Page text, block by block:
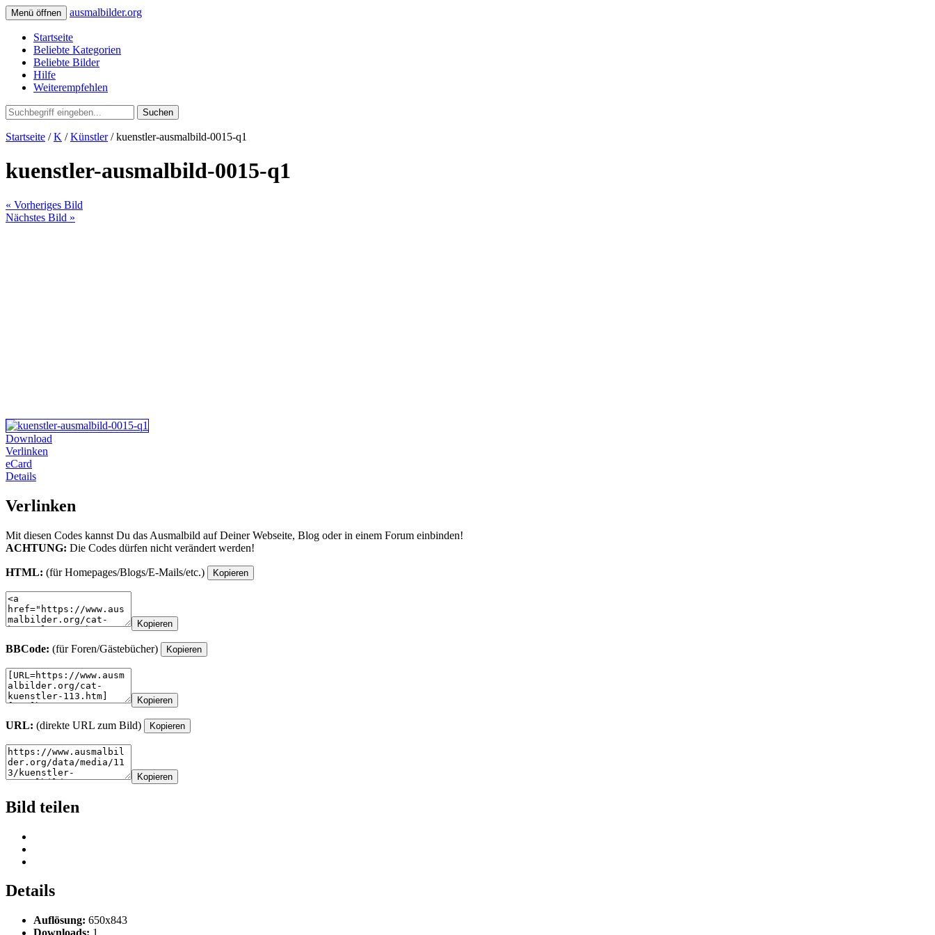
Menü öffnen ausmalbilder.org
Startseite
Beliebte Kategorien
Beliebte Bilder
Hilfe
Weiterempfehlen
Suchen
Startseite /K /Künstler/ kuenstler-ausmalbild-0015-q1
kuenstler-ausmalbild-0015-q1
« Vorheriges Bild
Nächstes Bild »
Download
Verlinken
eCard
Details
Verlinken
Mit diesen Codes kannst Du das Ausmalbild auf Deiner Webseite, Blog oder in einem Forum einbinden!
ACHTUNG: Die Codes dürfen nicht verändert werden!
HTML: (für Homepages/Blogs/E-Mails/etc.) Kopieren
Kopieren
BBCode: (für Foren/Gästebücher) Kopieren
Kopieren
URL: (direkte URL zum Bild) Kopieren
Kopieren
Bild teilen
Details
Auflösung: 650x843